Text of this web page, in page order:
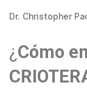
Dr. Christopher
¿ Cómo